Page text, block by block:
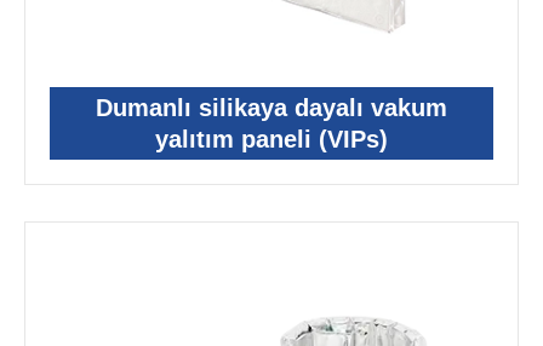
Dumanlı silikaya dayalı vakum
yalıtım paneli (VIPs)